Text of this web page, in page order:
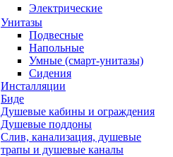
ㅤЭлектрические
Унитазы
Подвесные
Напольные
Умные (смарт-унитазы)
Сидения
Инсталляции
Биде
Душевые кабины и ограждения
Душевые поддоны
Слив, канализация, душевые
трапы и душевые каналы